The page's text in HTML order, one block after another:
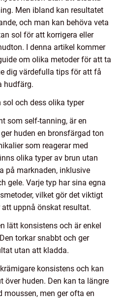
Men ibland kan resultatet
och man kan behöva veta
sol för att korrigera eller
I denna artikel kommer
om olika metoder för att ta
dig värdefulla tips för att få
hudfärg.
och dess olika typer
som self-tanning, är en
huden en bronsfärgad ton
som reagerar med
olika typer av brun utan
på marknaden, inklusive
gele. Varje typ har sina egna
vilket gör det viktigt
uppnå önskat resultat.
lätt konsistens och är enkel
torkar snabbt och ger
utan att kladda.
konsistens och kan
över huden. Den kan ta längre
men ger ofta en